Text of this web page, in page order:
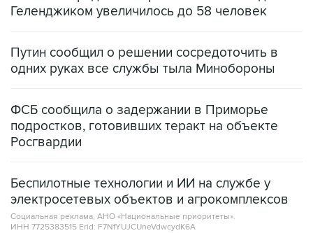
Геленджиком увеличилось до 58 человек
Путин сообщил о решении сосредоточить в
одних руках все службы тыла Минобороны
ФСБ сообщила о задержании в Приморье
подростков, готовивших теракт на объекте
Росгвардии
Беспилотные технологии и ИИ на службе у
электросетевых объектов и агрокомплексов
Социальная реклама, АНО «Национальные приоритеты».
ИНН 7725383515 Erid: F7NfYUJCUneVdwcydK6A